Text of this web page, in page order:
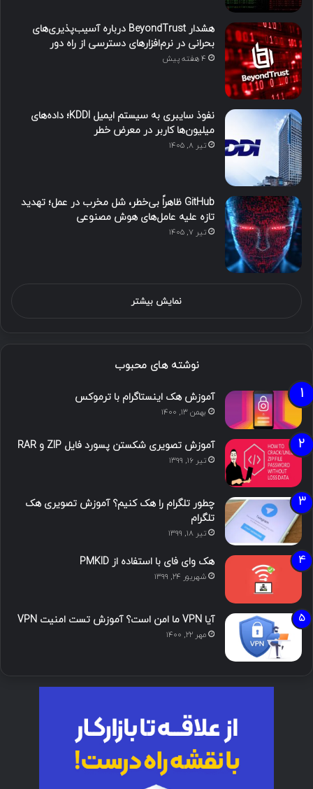
هشدار BeyondTrust درباره آسیب‌پذیری‌های
بحرانی در نرم‌افزارهای دسترسی از راه دور
4 هفته پیش
نفوذ سایبری به سیستم ایمیل KDDI؛ داده‌های
میلیون‌ها کاربر در معرض خطر
تیر ۸, ۱۴۰۵
GitHub ظاهراً بی‌خطر، شل مخرب در عمل؛ تهدید
تازه علیه عامل‌های هوش مصنوعی
تیر ۷, ۱۴۰۵
نمایش بیشتر
نوشته های محبوب
آموزش هک اینستاگرام با ترموکس
بهمن ۱۳, ۱۴۰۰
آموزش تصویری شکستن پسورد فایل ZIP و RAR
تیر ۱۶, ۱۳۹۹
چطور تلگرام را هک کنیم؟ آموزش تصویری هک
تلگرام
تیر ۱۸, ۱۳۹۹
هک وای فای با استفاده از PMKID
شهریور ۲۴, ۱۳۹۹
آیا VPN ما امن است؟ آموزش تست امنیت VPN
مهر ۲۲, ۱۴۰۰